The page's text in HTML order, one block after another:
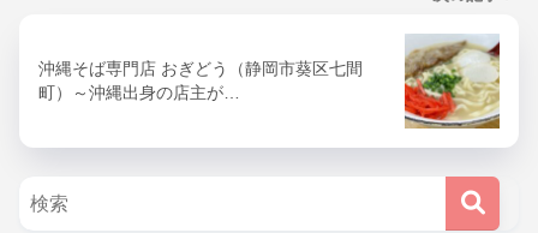
沖縄そば専門店 おぎどう（静岡市葵区七間
町）～沖縄出身の店主が…